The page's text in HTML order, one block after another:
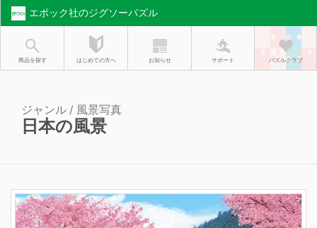
エポック社のジグソーパズル
商品を探す はじめての方へ お知らせ サポート パズルクラブ
ジャンル / 風景写真
日本の風景